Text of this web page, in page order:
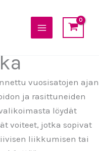
vuosisatojen ajan
ja rasittuneiden
löydät
voiteet, jotka sopivat
liikkumisen tai